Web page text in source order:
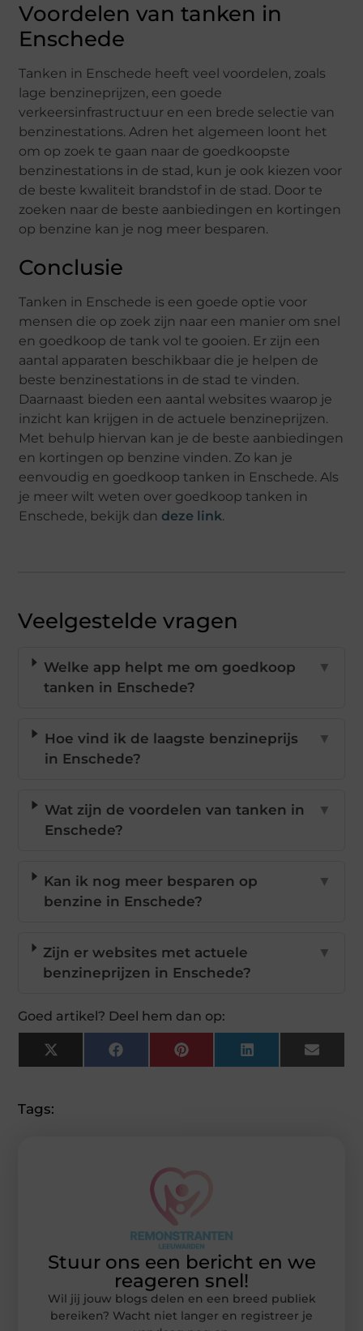
Voordelen van tanken in
Enschede
Tanken in Enschede heeft veel voordelen, zoals
lage benzineprijzen, een goede
verkeersinfrastructuur en een brede selectie van
benzinestations. Adren het algemeen loont het
om op zoek te gaan naar de goedkoopste
benzinestations in de stad, kun je ook kiezen voor
de beste kwaliteit brandstof in de stad. Door te
zoeken naar de beste aanbiedingen en kortingen
op benzine kan je nog meer besparen.
Conclusie
Tanken in Enschede is een goede optie voor
mensen die op zoek zijn naar een manier om snel
en goedkoop de tank vol te gooien. Er zijn een
aantal apparaten beschikbaar die je helpen de
beste benzinestations in de stad te vinden.
Daarnaast bieden een aantal websites waarop je
inzicht kan krijgen in de actuele benzineprijzen.
Met behulp hiervan kan je de beste aanbiedingen
en kortingen op benzine vinden. Zo kan je
eenvoudig en goedkoop tanken in Enschede. Als
je meer wilt weten over goedkoop tanken in
Enschede, bekijk dan deze link.
Veelgestelde vragen
Welke app helpt me om goedkoop
tanken in Enschede?
▼
Hoe vind ik de laagste benzineprijs
in Enschede?
▼
Wat zijn de voordelen van tanken in
Enschede?
▼
Kan ik nog meer besparen op
benzine in Enschede?
▼
Zijn er websites met actuele
benzineprijzen in Enschede?
▼
Goed artikel? Deel hem dan op:
X
(Twitter)
FacebookPinterestLinkedInEmail
Tags:
Stuur ons een bericht en we
reageren snel!
Wil jij jouw blogs delen en een breed publiek
bereiken? Wacht niet langer en registreer je